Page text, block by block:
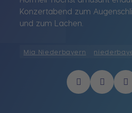
Konzertabend zum
und zum Lachen.
Mia Niederbayern